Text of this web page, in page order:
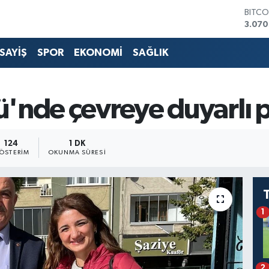
SPOR EKONOMİ SAĞLIK
çevreye duyarlı
124 1 DK
OKUNMA SÜRESI
1